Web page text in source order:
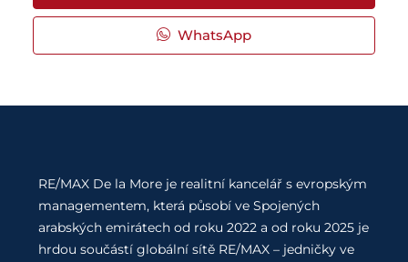
WhatsApp
RE/MAX De la More je realitní kancelář s evropským
managementem, která působí ve Spojených
arabských emirátech od roku 2022 a od roku 2025 je
hrdou součástí globální sítě RE/MAX – jedničky ve